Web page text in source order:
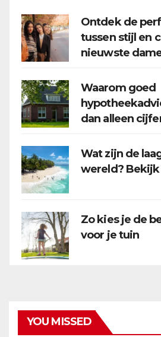
Ontdek de
tussen stijl en
nieuwste
Waarom goed
dan alleen
Wat zijn de
wereld? Bekijk
Zo kies je de
voor je tuin
YOU MISSED